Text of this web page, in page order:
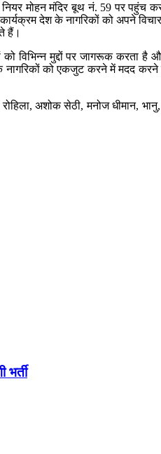
मोहन मंदिर बूथ नं. 59 पर पहुंच
देश के नागरिकों को अपने
हैं।
मुद्दों पर जागरूक करता है
नागरिकों को एकजुट करने में मदद
रोहिला, अशोक सेठी, मनोज धीमान,
भर्ती